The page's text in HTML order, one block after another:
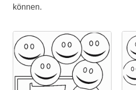
können.